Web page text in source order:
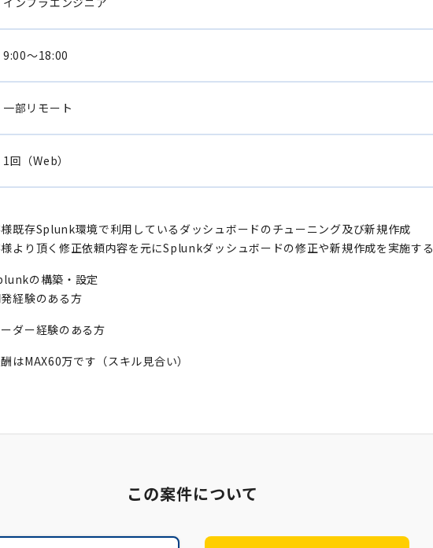
9:00～18:00
一部リモート
1回（Web）
既存Splunk環境で利用しているダッシュボードのチューニング及び新規作成
より頂く修正依頼内容を元にSplunkダッシュボードの修正や新規作成を実施する
の構築・設定
発経験のある方
ーダー経験のある方
はMAX60万です（スキル見合い）
この案件について